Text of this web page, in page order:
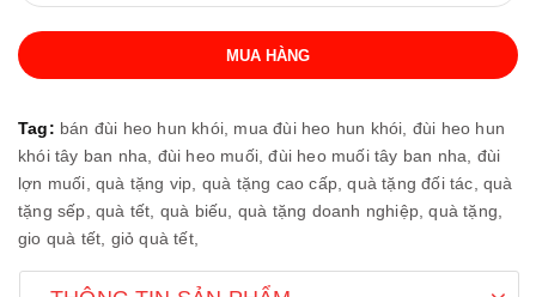
MUA HÀNG
Tag: bán đùi heo hun khói, mua đùi heo hun khói, đùi heo hun
khói tây ban nha, đùi heo muối,đùi heo muối tây ban nha, đùi
lợn muối, quà tặng vip, quà tặng cao cấp,quà tặng đối tác,quà
tặng sếp, quà tết, quà biếu, quà tặng doanh nghiệp,quà tặng,
gio quà tết, giỏ quà tết,